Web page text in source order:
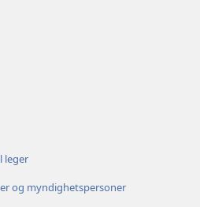
leger
og myndighetspersoner